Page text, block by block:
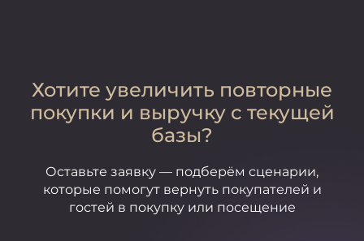
Хотите увеличить повторные
покупки и выручку с текущей
базы?
Оставьте заявку — подберём сценарии,
которые помогут вернуть покупателей и
гостей в покупку или посещение